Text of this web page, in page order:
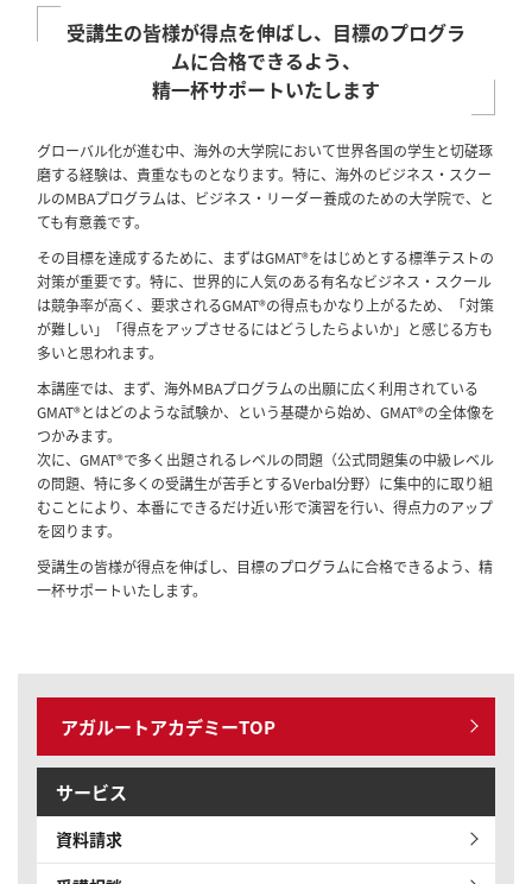
受講生の皆様が得点を伸ばし、目標のプログラ
ムに合格できるよう、
精一杯サポートいたします
グローバル化が進む中、海外の大学院において世界各国の学生と切磋琢
磨する経験は、貴重なものとなります。特に、海外のビジネス・スクー
ルのMBAプログラムは、ビジネス・リーダー養成のための大学院で、と
ても有意義です。
その目標を達成するために、まずはGMAT®をはじめとする標準テストの
対策が重要です。特に、世界的に人気のある有名なビジネス・スクール
は競争率が高く、要求されるGMAT®の得点もかなり上がるため、「対策
が難しい」「得点をアップさせるにはどうしたらよいか」と感じる方も
多いと思われます。
本講座では、まず、海外MBAプログラムの出願に広く利用されている
GMAT®とはどのような試験か、という基礎から始め、GMAT®の全体像を
つかみます。
次に、GMAT®で多く出題されるレベルの問題（公式問題集の中級レベル
の問題、特に多くの受講生が苦手とするVerbal分野）に集中的に取り組
むことにより、本番にできるだけ近い形で演習を行い、得点力のアップ
を図ります。
受講生の皆様が得点を伸ばし、目標のプログラムに合格できるよう、精
一杯サポートいたします。
アガルートアカデミーTOP
サービス
資料請求